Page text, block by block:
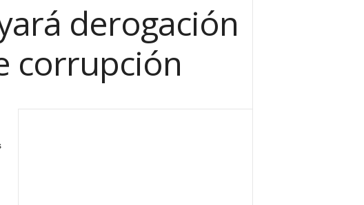
derogación
corrupción